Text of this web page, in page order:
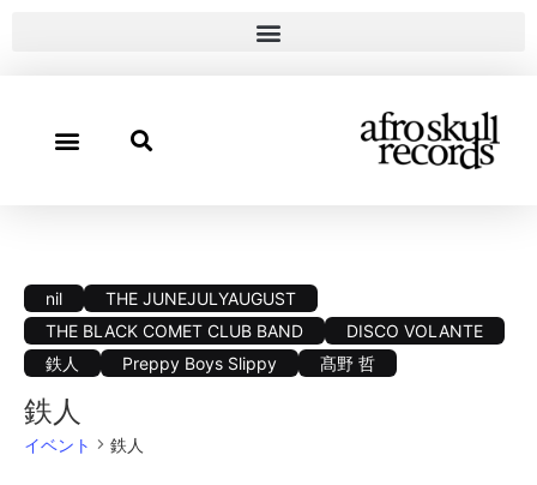
nil
THE JUNEJULYAUGUST
THE BLACK COMET CLUB BAND
DISCO VOLANTE
鉄人
Preppy Boys Slippy 髙野 哲
鉄人
イベント 鉄人